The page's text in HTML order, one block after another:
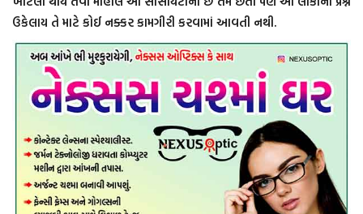
ઉકેલાય તે માટે કોઈ નક્કર કામગીરી કરવામાં આવતી નથી.